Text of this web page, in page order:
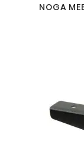
NOGA